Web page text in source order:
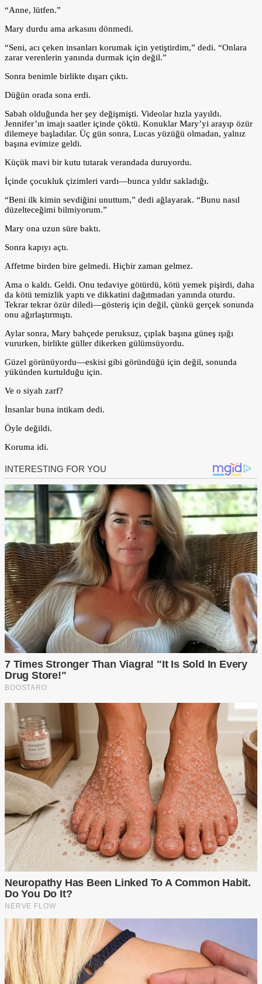
“Anne, lütfen.”
Mary durdu ama arkasını dönmedi.
“Seni, acı çeken insanları korumak için yetiştirdim,” dedi. “Onlara
zarar verenlerin yanında durmak için değil.”
Sonra benimle birlikte dışarı çıktı.
Düğün orada sona erdi.
Sabah olduğunda her şey değişmişti. Videolar hızla yayıldı.
Jennifer’ın imajı saatler içinde çöktü. Konuklar Mary’yi arayıp özür
dilemeye başladılar. Üç gün sonra, Lucas yüzüğü olmadan, yalnız
başına evimize geldi.
Küçük mavi bir kutu tutarak verandada duruyordu.
İçinde çocukluk çizimleri vardı—bunca yıldır sakladığı.
“Beni ilk kimin sevdiğini unuttum,” dedi ağlayarak. “Bunu nasıl
düzelteceğimi bilmiyorum.”
Mary ona uzun süre baktı.
Sonra kapıyı açtı.
Affetme birden bire gelmedi. Hiçbir zaman gelmez.
Ama o kaldı. Geldi. Onu tedaviye götürdü, kötü yemek pişirdi, daha
da kötü temizlik yaptı ve dikkatini dağıtmadan yanında oturdu.
Tekrar tekrar özür diledi—gösteriş için değil, çünkü gerçek sonunda
onu ağırlaştırmıştı.
Aylar sonra, Mary bahçede peruksuz, çıplak başına güneş ışığı
vururken, birlikte güller dikerken gülümsüyordu.
Güzel görünüyordu—eskisi gibi göründüğü için değil, sonunda
yükünden kurtulduğu için.
Ve o siyah zarf?
İnsanlar buna intikam dedi.
Öyle değildi.
Koruma idi.